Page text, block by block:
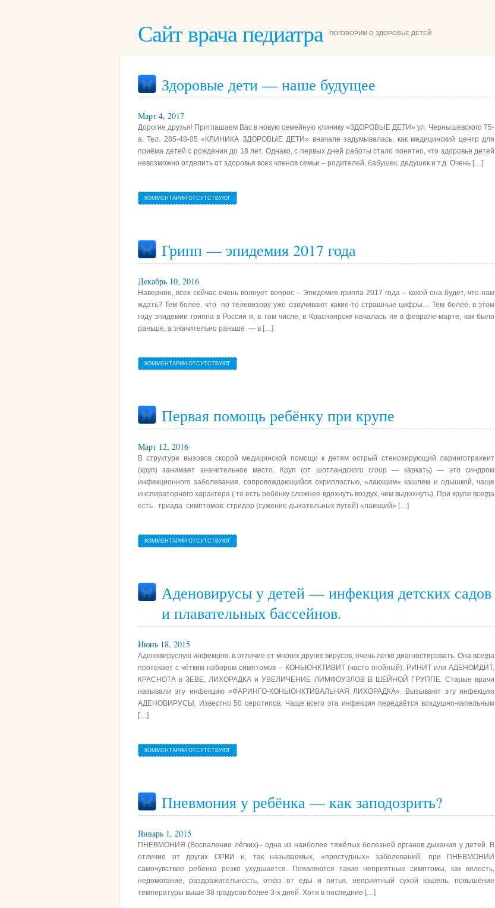
Сайт врача педиатра ПОГОВОРИМ О ЗДОРОВЬЕ ДЕТЕЙ
Здоровые дети — наше будущее
Март 4, 2017
Дорогие друзья! Приглашаем Вас в новую семейную клинику «ЗДОРОВЫЕ ДЕТИ» ул. Чернышевского 75-
а. Тел. 285-48-05 «КЛИНИКА ЗДОРОВЫЕ ДЕТИ» вначале задумывалась, как медицинский центр для
приёма детей с рождения до 18 лет. Однако, с первых дней работы стало понятно, что здоровье детей
невозможно отделить от здоровья всех членов семьи – родителей, бабушек, дедушек и т.д. Очень […]
КОММЕНТАРИИ ОТСУТСТВУЮТ
Грипп — эпидемия 2017 года
Декабрь 10, 2016
Наверное, всех сейчас очень волнует вопрос – Эпидемия гриппа 2017 года – какой она будет, что нам
ждать? Тем более, что по телевизору уже озвучивают какие-то страшные цифры… Тем более, в этом
году эпидемии гриппа в России и, в том числе, в Красноярске началась не в феврале-марте, как было
раньше, а значительно раньше — в […]
КОММЕНТАРИИ ОТСУТСТВУЮТ
Первая помощь ребёнку при крупе
Март 12, 2016
В структуре вызовов скорой медицинской помощи к детям острый стенозирующий ларинготрахеит
(круп) занимает значительное место. Круп (от шотландского croup — каркать) — это синдром
инфекционного заболевания, сопровождающийся охриплостью, «лающим» кашлем и одышкой, чаще
инспираторного характера ( то есть ребёнку сложнее вдохнуть воздух, чем выдохнуть). При крупе всегда
есть триада симптомов: стридор (сужение дыхательных путей) «лающий» […]
КОММЕНТАРИИ ОТСУТСТВУЮТ
Аденовирусы у детей — инфекция детских садов
и плавательных бассейнов.
Июнь 18, 2015
Аденовирусную инфекцию, в отличие от многих других вирусов, очень легко диагностировать. Она всегда
протекает с чётким набором симптомов – КОНЬЮНКТИВИТ (часто гнойный), РИНИТ или АДЕНОИДИТ,
КРАСНОТА в ЗЕВЕ, ЛИХОРАДКА и УВЕЛИЧЕНИЕ ЛИМФОУЗЛОВ В ШЕЙНОЙ ГРУППЕ. Старые врачи
называли эту инфекцию «ФАРИНГО-КОНЬЮНКТИВАЛЬНАЯ ЛИХОРАДКА». Вызывают эту инфекцию
АДЕНОВИРУСЫ. Известно 50 серотипов. Чаще всего эта инфекция передаётся воздушно-капельным
[…]
КОММЕНТАРИИ ОТСУТСТВУЮТ
Пневмония у ребёнка — как заподозрить?
Январь 1, 2015
ПНЕВМОНИЯ (Воспаление лёгких)– одна из наиболее тяжёлых болезней органов дыхания у детей. В
отличие от других ОРВИ и, так называемых, «простудных» заболеваний, при ПНЕВМОНИИ
самочувствие ребёнка резко ухудшается. Появляются такие неприятные симптомы, как вялость,
недомогание, раздражительность, отказ от еды и питья, неприятный сухой кашель, повышение
температуры выше 38 градусов более 3-х дней. Хотя в последние […]